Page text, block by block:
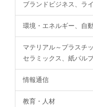
ブランドビジネス、ラ
環境・エネルギー、自
マテリアル～プラスチッ
セラミックス、紙パル
情報通信
教育・人材